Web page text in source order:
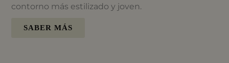
contorno más estilizado y joven.
SABER MÁS